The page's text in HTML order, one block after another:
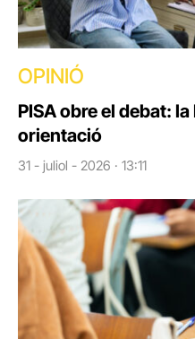
OPINIÓ
PISA obre el debat:
orientació
31 - juliol - 2026 · 13:11